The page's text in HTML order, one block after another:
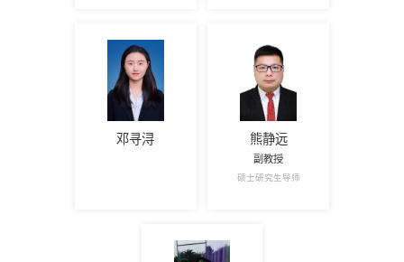
邓寻浔 熊静远
副教授
硕士研究生导师